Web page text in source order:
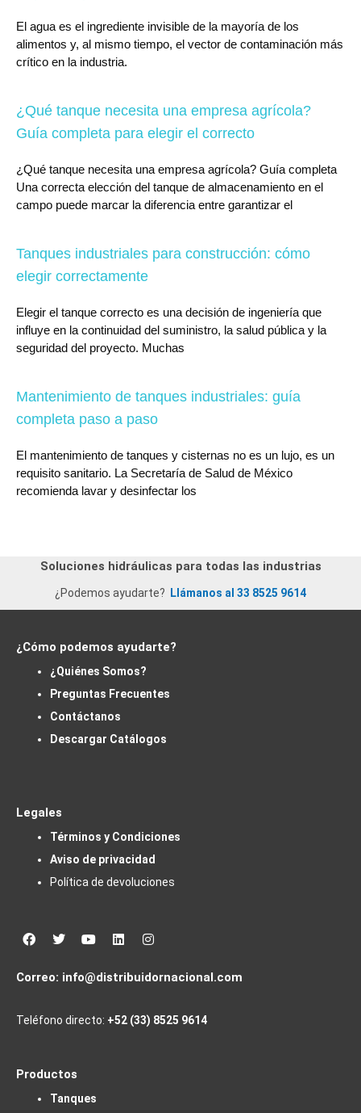
El agua es el ingrediente invisible de la mayoría de los
alimentos y, al mismo tiempo, el vector de contaminación más
crítico en la industria.
¿Qué tanque necesita una empresa agrícola?
Guía completa para elegir el correcto
¿Qué tanque necesita una empresa agrícola? Guía completa
Una correcta elección del tanque de almacenamiento en el
campo puede marcar la diferencia entre garantizar el
Tanques industriales para construcción: cómo
elegir correctamente
Elegir el tanque correcto es una decisión de ingeniería que
influye en la continuidad del suministro, la salud pública y la
seguridad del proyecto. Muchas
Mantenimiento de tanques industriales: guía
completa paso a paso
El mantenimiento de tanques y cisternas no es un lujo, es un
requisito sanitario. La Secretaría de Salud de México
recomienda lavar y desinfectar los
Soluciones hidráulicas para todas las industrias
¿Podemos ayudarte? Llámanos al 33 8525 9614
¿Cómo podemos ayudarte?
¿Quiénes Somos?
Preguntas Frecuentes
Contáctanos
Descargar Catálogos
Legales
Términos y Condiciones
Aviso de privacidad
Política de devoluciones
Facebook
TwitterYoutubeLinkedinInstagram
Correo: info@distribuidornacional.com
Teléfono directo: +52 (33) 8525 9614
Productos
Tanques